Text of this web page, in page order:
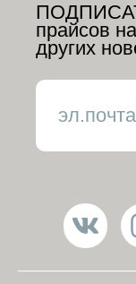
прайсов
других